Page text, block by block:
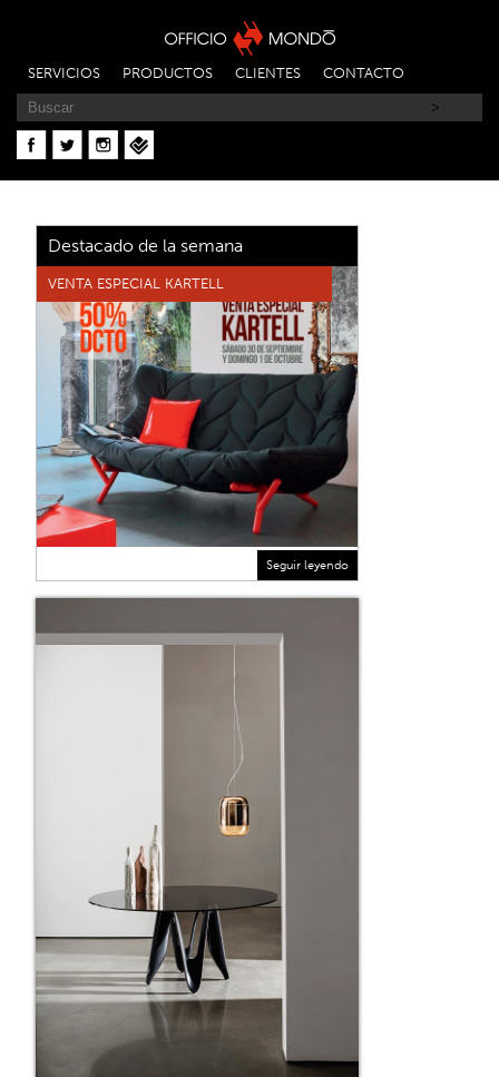
SERVICIOS PRODUCTOS CLIENTES CONTACTO
Destacado de la semana
VENTA ESPECIAL KARTELL
Seguir leyendo